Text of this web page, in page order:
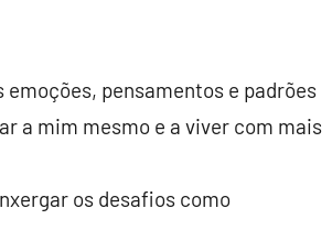
pensamentos e padrões
a mim mesmo e a viver com mais
os desafios como